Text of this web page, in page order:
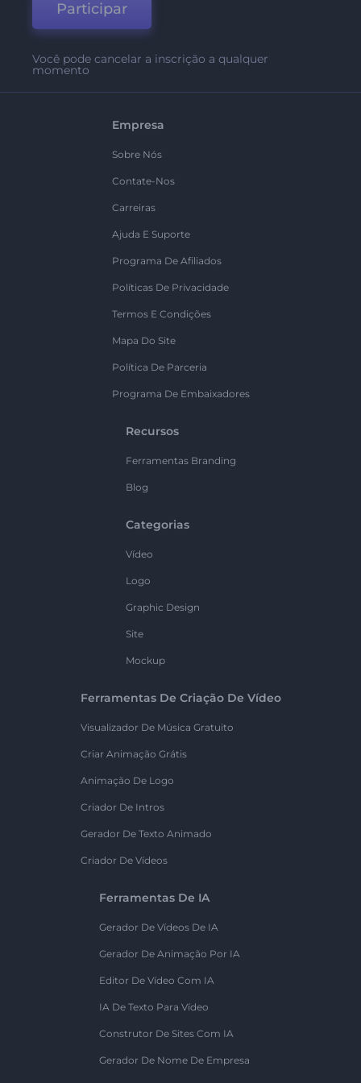
Participar
Você pode cancelar a inscrição a qualquer
momento
Empresa
Sobre Nós
Contate-Nos
Carreiras
Ajuda E Suporte
Programa De Afiliados
Políticas De Privacidade
Termos E Condições
Mapa Do Site
Política De Parceria
Programa De Embaixadores
Recursos
Ferramentas Branding
Blog
Categorias
Vídeo
Logo
Graphic Design
Site
Mockup
Ferramentas De Criação De Vídeo
Visualizador De Música Gratuito
Criar Animação Grátis
Animação De Logo
Criador De Intros
Gerador De Texto Animado
Criador De Vídeos
Ferramentas De IA
Gerador De Vídeos De IA
Gerador De Animação Por IA
Editor De Vídeo Com IA
IA De Texto Para Vídeo
Construtor De Sites Com IA
Gerador De Nome De Empresa